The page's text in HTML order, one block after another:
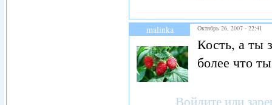
malinka Октябрь 26, 2007 - 22:41
Кость, а ты
более что
Войдите или